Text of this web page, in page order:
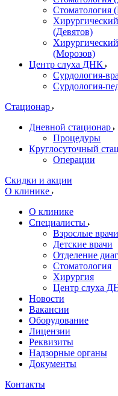
Стоматология
(Девятов)
(Морозов)
Центр слуха ДНК
Сурдология-
Сурдология-
Стационар
Дневной стационар
Процедуры
Круглосуточный
Операции
Скидки и акции
О клинике
О клинике
Специалисты
Взрослые врачи
Детские врачи
Отделение
Стоматология
Хирургия
Центр слуха
Новости
Вакансии
Оборудование
Лицензии
Реквизиты
Надзорные органы
Документы
Контакты